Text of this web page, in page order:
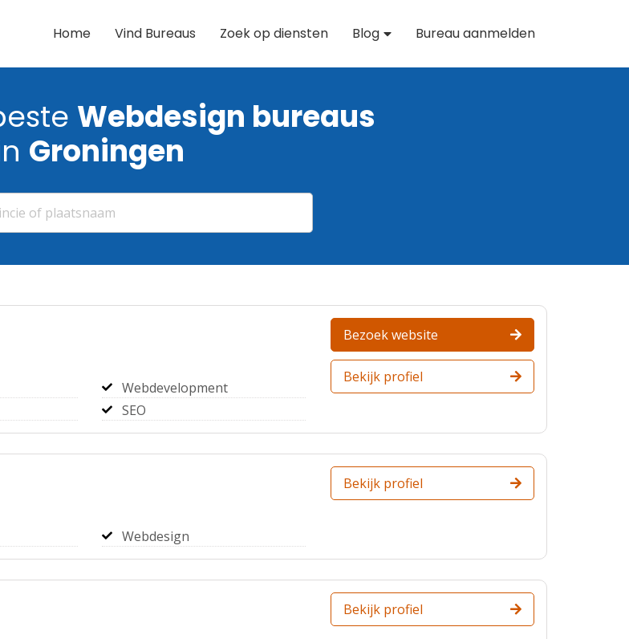
Home Vind Bureaus Zoek op diensten Blog Bureau aanmelden
Webdesign bureaus
Groningen
Webdevelopment
SEO
Bezoek website
Bekijk profiel
Webdesign
Bekijk profiel
Bekijk profiel